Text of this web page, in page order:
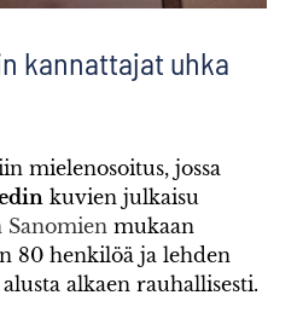
kannattajat uhka
mielenosoitus, jossa
kuvien julkaisu
Sanomien mukaan
80 henkilöä ja lehden
alkaen rauhallisesti.